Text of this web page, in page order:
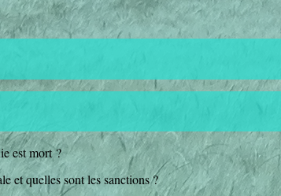
est mort ?
et quelles sont les sanctions ?